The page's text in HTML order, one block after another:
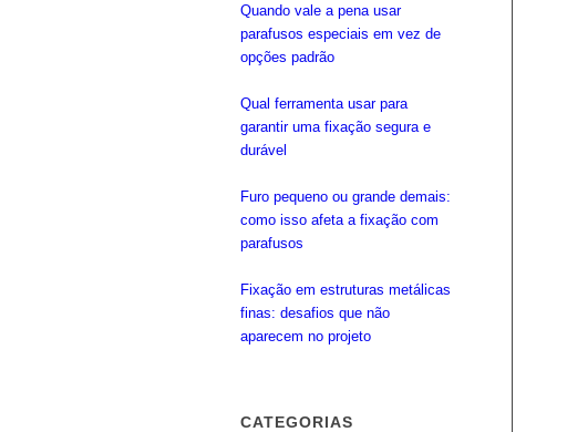
Quando vale a pena usar
parafusos especiais em vez de
opções padrão
Qual ferramenta usar para
garantir uma fixação segura e
durável
Furo pequeno ou grande demais:
como isso afeta a fixação com
parafusos
Fixação em estruturas metálicas
finas: desafios que não
aparecem no projeto
CATEGORIAS